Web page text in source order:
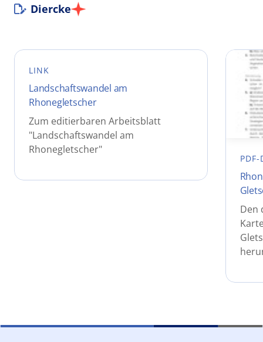
Diercke
LINK
Landschaftswandel am
Rhonegletscher
Zum editierbaren Arbeitsblatt
"Landschaftswandel am
Rhonegletscher"
PDF-
Den